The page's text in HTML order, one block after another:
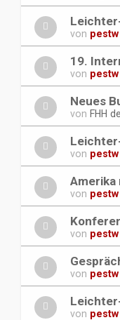
von pestw
19.
von pestw
Neues
von FHH
von pestw
von pestw
von pestw
von pestw
von pestw